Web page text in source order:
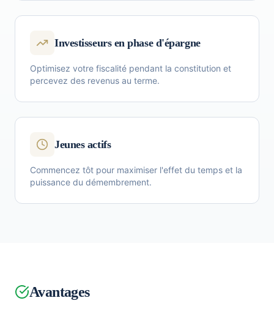
Investisseurs en phase d'épargne
Optimisez votre fiscalité pendant la constitution et
percevez des revenus au terme.
Jeunes actifs
Commencez tôt pour maximiser l'effet du temps et la
puissance du démembrement.
Avantages